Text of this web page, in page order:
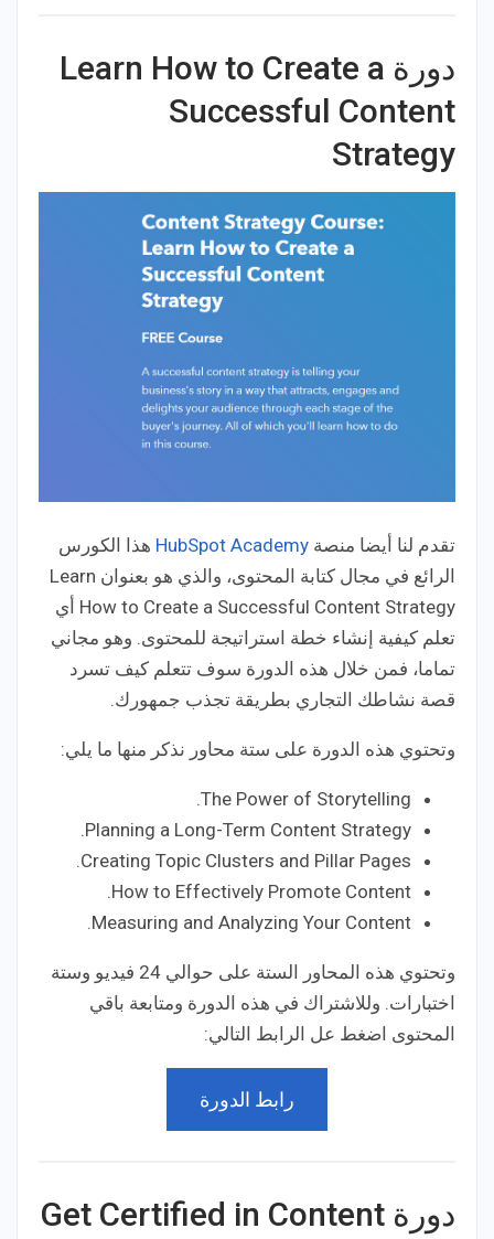
دورة Learn How to Create a
Successful Content
Strategy
تقدم لنا أيضا منصة HubSpot Academy هذا الكورس
الرائع في مجال كتابة المحتوى، والذي هو بعنوان Learn
How to Create a Successful Content Strategy أي
تعلم كيفية إنشاء خطة استراتيجة للمحتوى. وهو مجاني
تماما، فمن خلال هذه الدورة سوف تتعلم كيف تسرد
قصة نشاطك التجاري بطريقة تجذب جمهورك.
وتحتوي هذه الدورة على ستة محاور نذكر منها ما يلي:
The Power of Storytelling.
Planning a Long-Term Content Strategy.
Creating Topic Clusters and Pillar Pages.
How to Effectively Promote Content.
Measuring and Analyzing Your Content.
وتحتوي هذه المحاور الستة على حوالي 24 فيديو وستة
اختبارات. وللاشتراك في هذه الدورة ومتابعة باقي
المحتوى اضغط عل الرابط التالي:
رابط الدورة
دورة Get Certified in Content